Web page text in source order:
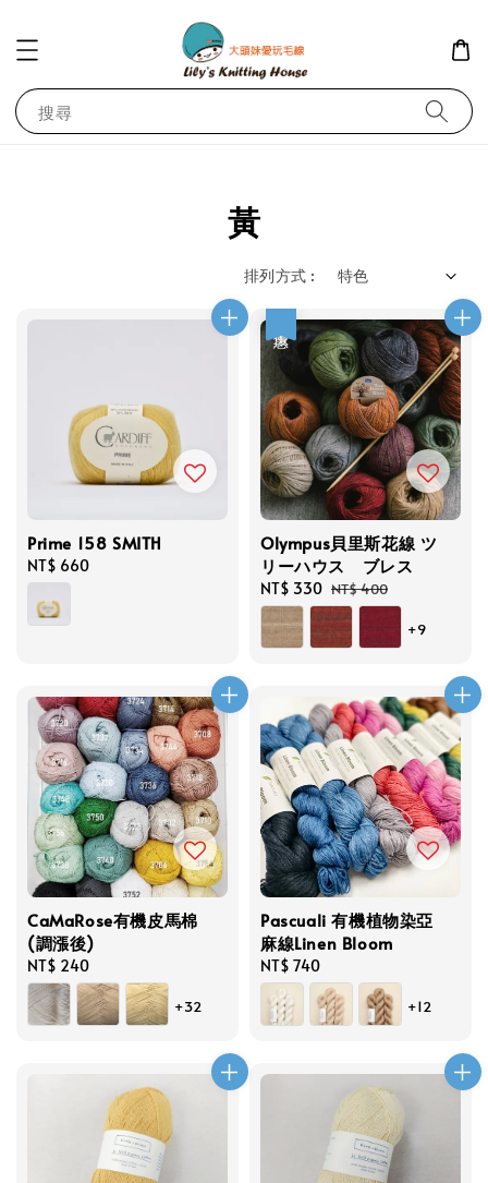
搜尋
黃
排列方式 :
Prime 158 SMITH
Regular
price
NT$ 660
Olympus貝里斯花線 ツ
リーハウス ブレス
Sale
price
NT$ 330 Regular
price
NT$ 400
+9
CaMaRose有機皮馬棉
(調漲後)
Regular
price
NT$ 240
+32
Pascuali 有機植物染亞
麻線Linen Bloom
Regular
price
NT$ 740
+12